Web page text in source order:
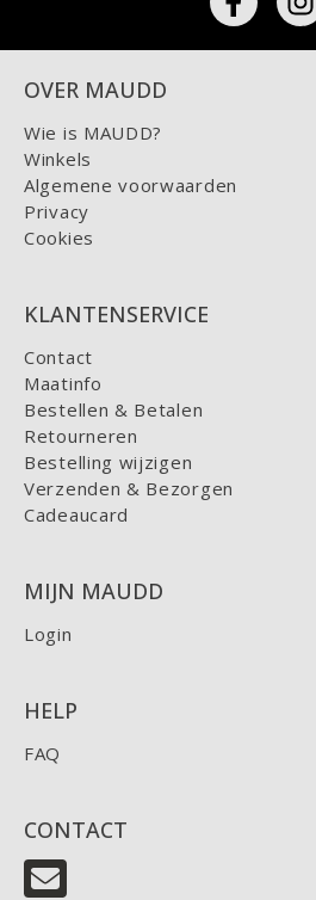
OVER MAUDD
Wie is MAUDD?
Winkels
Algemene voorwaarden
Privacy
Cookies
KLANTENSERVICE
Contact
Maatinfo
Bestellen & Betalen
Retourneren
Bestelling wijzigen
Verzenden & Bezorgen
Cadeaucard
MIJN MAUDD
Login
HELP
FAQ
CONTACT